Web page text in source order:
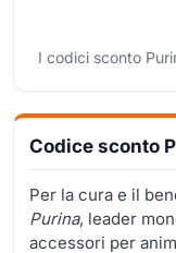
I codici sconto
Codice sconto
Per la cura e il
Purina, leader
accessori per